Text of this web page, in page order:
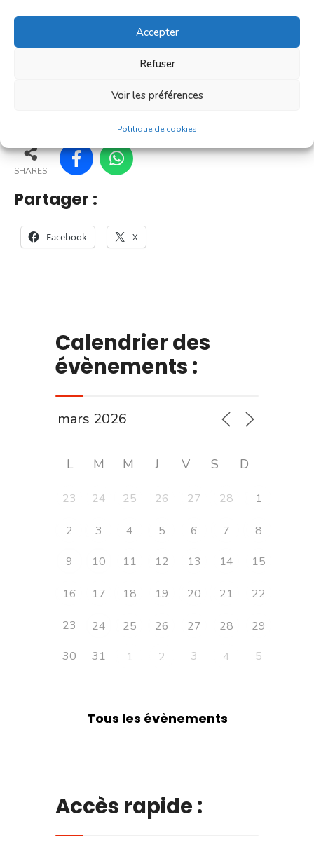
Accepter
Refuser
Voir les préférences
Politique de cookies
[...]
En savoir plus
SHARES
Partager :
Facebook X
Calendrier des
évènements :
L M M J V S D
23 24 25 26 27 28 1
2 3 4 5 6 7
8
9
10 11 12 13 14 15
16 17 18 19 20 21 22
23 24 25 26 27 28
29
30
31 1 2 3 4 5
Tous les évènements
Accès rapide :